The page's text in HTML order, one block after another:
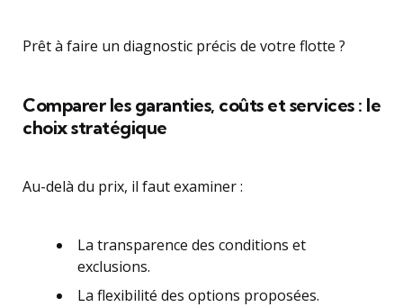
Prêt à faire un diagnostic précis de votre flotte ?
Comparer les garanties, coûts et services : le
choix stratégique
Au-delà du prix, il faut examiner :
La transparence des conditions et
exclusions.
La flexibilité des options proposées.